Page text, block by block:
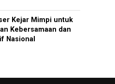
Kejar Mimpi untuk
Kebersamaan dan
Nasional